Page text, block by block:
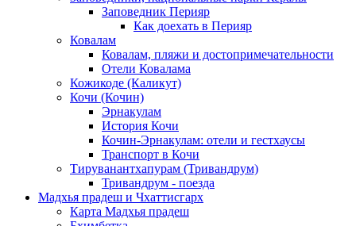
Заповедник Перияр
Как доехать в Перияр
Ковалам
Ковалам, пляжи и достопримечательности
Отели Ковалама
Кожикоде (Каликут)
Кочи (Кочин)
Эрнакулам
История Кочи
Кочин-Эрнакулам: отели и гестхаусы
Транспорт в Кочи
Тируванантхапурам (Тривандрум)
Тривандрум - поезда
Мадхья прадеш и Чхаттисгарх
Карта Мадхья прадеш